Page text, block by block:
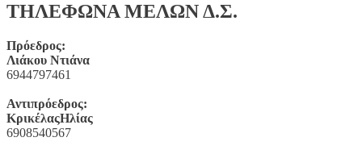
ΤΗΛΕΦΩΝΑ ΜΕΛΩΝ Δ.Σ.
Πρόεδρος:
Λιάκου Ντιάνα
6944797461
Αντιπρόεδρος:
ΚρικέλαςΗλίας
6908540567